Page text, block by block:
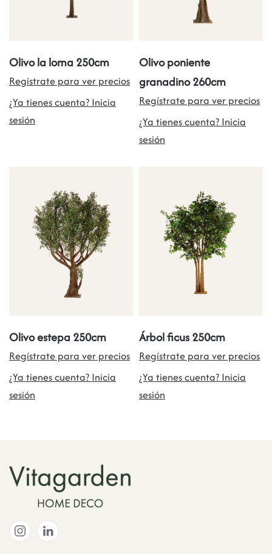
Olivo la loma 250cm
Regístrate para ver precios
¿Ya tienes cuenta? Inicia
sesión
Olivo poniente
granadino 260cm
Regístrate para ver precios
¿Ya tienes cuenta? Inicia
sesión
Olivo estepa 250cm
Regístrate para ver precios
¿Ya tienes cuenta? Inicia
sesión
Árbol ficus 250cm
Regístrate para ver precios
¿Ya tienes cuenta? Inicia
sesión